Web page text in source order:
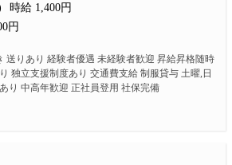
時給 1,400円
円
送りあり 経験者優遇 未経験者歓迎 昇給昇格随時
独立支援制度あり 交通費支給 制服貸与 土曜,日
り 中高年歓迎 正社員登用 社保完備